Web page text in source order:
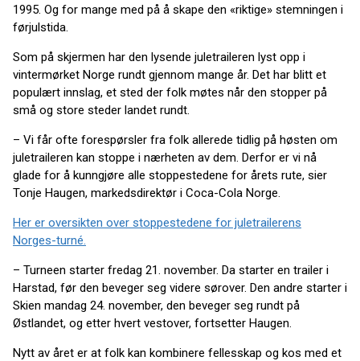
1995. Og for mange med på å skape den «riktige» stemningen i
førjulstida.
Som på skjermen har den lysende juletraileren lyst opp i
vintermørket Norge rundt gjennom mange år. Det har blitt et
populært innslag, et sted der folk møtes når den stopper på
små og store steder landet rundt.
– Vi får ofte forespørsler fra folk allerede tidlig på høsten om
juletraileren kan stoppe i nærheten av dem. Derfor er vi nå
glade for å kunngjøre alle stoppestedene for årets rute, sier
Tonje Haugen, markedsdirektør i Coca-Cola Norge.
Her er oversikten over stoppestedene for juletrailerens
Norges-turné.
– Turneen starter fredag 21. november. Da starter en trailer i
Harstad, før den beveger seg videre sørover. Den andre starter i
Skien mandag 24. november, den beveger seg rundt på
Østlandet, og etter hvert vestover, fortsetter Haugen.
Nytt av året er at folk kan kombinere fellesskap og kos med et